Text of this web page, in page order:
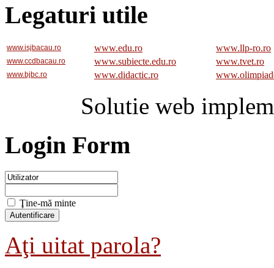
Legaturi utile
www.isjbacau.ro www.edu.ro www.llp-ro.ro
www.ccdbacau.ro www.subiecte.edu.ro www.tvet.ro
www.bjbc.ro www.didactic.ro
Solutie web
Login Form
Ţine-mă minte
Aţi uitat parola?